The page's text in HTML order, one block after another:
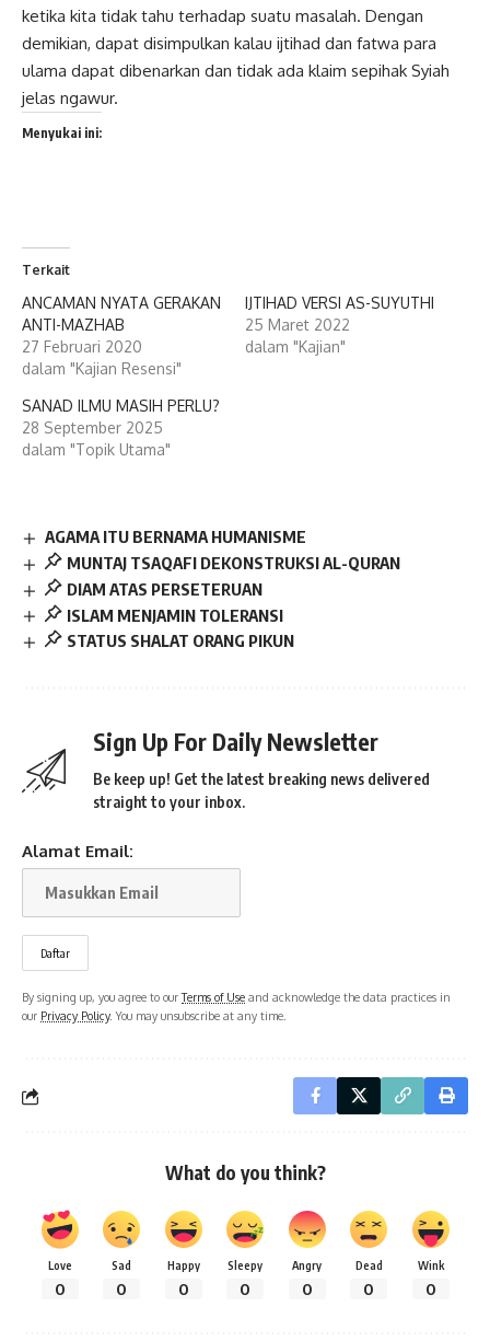
ketika kita tidak tahu terhadap suatu masalah. Dengan
demikian, dapat disimpulkan kalau ijtihad dan fatwa para
ulama dapat dibenarkan dan tidak ada klaim sepihak Syiah
jelas ngawur.
Menyukai ini:
Terkait
ANCAMAN NYATA GERAKAN
ANTI-MAZHAB
27 Februari 2020
dalam "Kajian Resensi"
IJTIHAD VERSI AS-SUYUTHI
25 Maret 2022
dalam "Kajian"
SANAD ILMU MASIH PERLU?
28 September 2025
dalam "Topik Utama"
AGAMA ITU BERNAMA HUMANISME
MUNTAJ TSAQAFI DEKONSTRUKSI AL-QURAN
DIAM ATAS PERSETERUAN
ISLAM MENJAMIN TOLERANSI
STATUS SHALAT ORANG PIKUN
Sign Up For Daily Newsletter
Be keep up! Get the latest breaking news delivered
straight to your inbox.
Alamat Email:
By signing up, you agree to ourTerms of Use and acknowledge the data practices in
our Privacy Policy. You may unsubscribe at any time.
What do you think?
Love
0
Sad
0
Happy
0
Sleepy
0
Angry
0
Dead
0
Wink
0